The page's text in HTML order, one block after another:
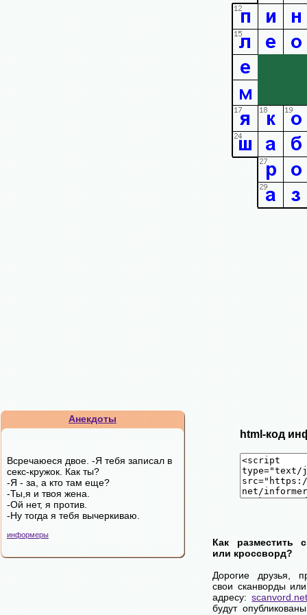
Анекдоты
Всречаюеся двое. -Я тебя записал в
секс-кружок. Как ты?
-Я - за, а кто там еще?
-Ты,я и твоя жена.
-Ой нет, я против.
-Ну тогда я тебя вычеркиваю.
информеры
html-код
Как разместить
или кроссворд?
Дорогие друзья,
свои сканворды
адресу:
будут